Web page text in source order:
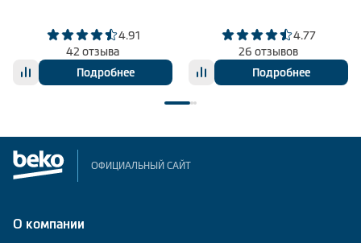
4.91
42 отзыва
Подробнее
4.77
26 отзывов
Подробнее
ОФИЦИАЛЬНЫЙ САЙТ
О компании